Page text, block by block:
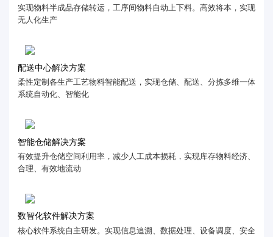
实现物料半成品存储转运，工序间物料自动上下料。高效将本，实现
无人化生产
配送中心解决方案
柔性定制各生产工艺物料智能配送，实现仓储、配送、分拣多维一体
系统自动化、智能化
智能仓储解决方案
有效提升仓储空间利用率，减少人工成本损耗，实现库存物料经济、
合理、有效地流动
数智化软件解决方案
核心软件系统自主研发。实现信息追溯、数据处理、设备调度、安全